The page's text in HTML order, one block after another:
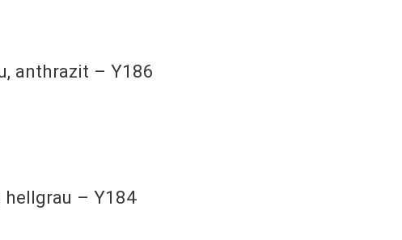
anthrazit – Y186
hellgrau – Y184